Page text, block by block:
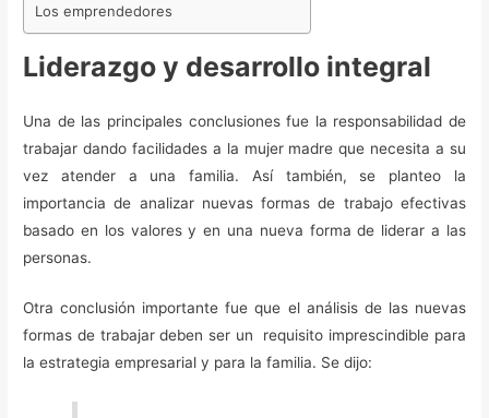
Los emprendedores
Liderazgo y desarrollo integral
Una de las principales conclusiones fue la responsabilidad de
trabajar dando facilidades a la mujer madre que necesita a su
vez atender a una familia. Así también, se planteo la
importancia de analizar nuevas formas de trabajo efectivas
basado en los valores y en una nueva forma de liderar a las
personas.
Otra conclusión importante fue que el análisis de las nuevas
formas de trabajar deben ser un requisito imprescindible para
la estrategia empresarial y para la familia. Se dijo: